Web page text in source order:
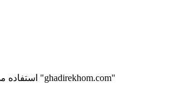
لطفا چند لحظه صبر کنید. در صورتی که از اینترنیت dial up استفاده می کنید شاید با تاخیر مواجه شوید. (( اگر حالی دست داد ما را هم فراموش نکنید)) "ghadirekhom.com"